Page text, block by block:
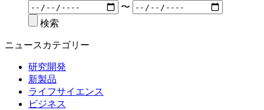
〜
検索
ニュースカテゴリー
研究開発
新製品
ライフサイエンス
ビジネス